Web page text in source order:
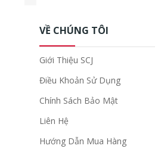
VỀ CHÚNG TÔI
Giới Thiệu SCJ
Điều Khoản Sử Dụng
Chính Sách Bảo Mật
Liên Hệ
Hướng Dẫn Mua Hàng